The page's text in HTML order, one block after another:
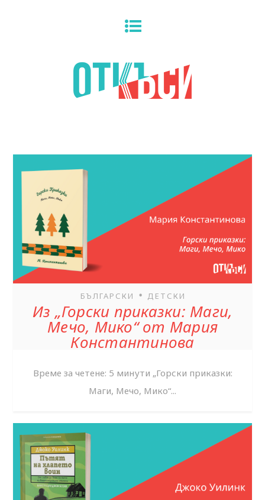
БЪЛГАРСКИ • ДЕТСКИ
Из „Горски приказки: Маги,
Мечо, Мико“ от Мария
Константинова
Време за четене: 5 минути „Горски приказки:
Маги, Мечо, Мико“...